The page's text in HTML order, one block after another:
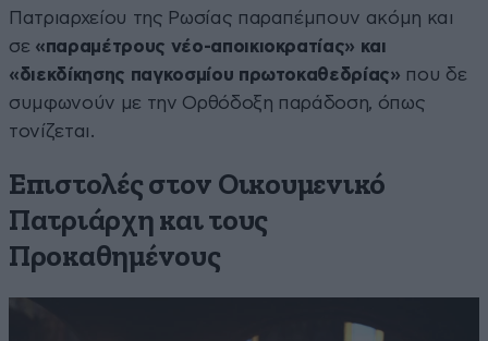
Πατριαρχείου της Ρωσίας παραπέμπουν ακόμη και
σε «παραμέτρους νέο-αποικιοκρατίας» και
«διεκδίκησης παγκοσμίου πρωτοκαθεδρίας» που δε
συμφωνούν με την Ορθόδοξη παράδοση, όπως
τονίζεται.
Επιστολές στον Οικουμενικό
Πατριάρχη και τους
Προκαθημένους